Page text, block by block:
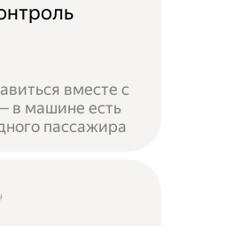
вместе с
в машине есть
пассажира